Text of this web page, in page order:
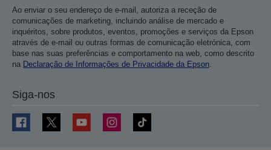
Ao enviar o seu endereço de e-mail, autoriza a receção de
comunicações de marketing, incluindo análise de mercado e
inquéritos, sobre produtos, eventos, promoções e serviços da Epson
através de e-mail ou outras formas de comunicação eletrónica, com
base nas suas preferências e comportamento na web, como descrito
na Declaração de Informações de Privacidade da Epson.
Siga-nos